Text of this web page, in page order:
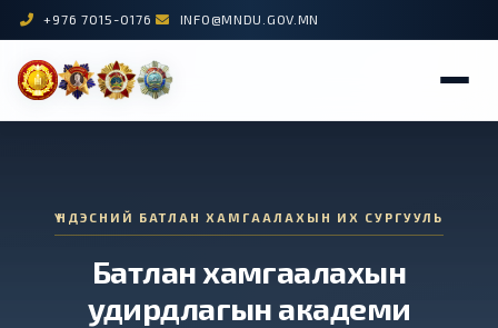
+976 7015-0176 INFO@MNDU.GOV.MN
ҮНДЭСНИЙ БАТЛАН ХАМГААЛАХЫН ИХ СУРГУУЛЬ
Батлан хамгаалахын
удирдлагын академи